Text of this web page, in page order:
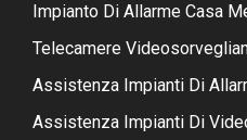
Impianto Di Allarme Casa
Telecamere
Assistenza Impianti Di
Assistenza Impianti Di